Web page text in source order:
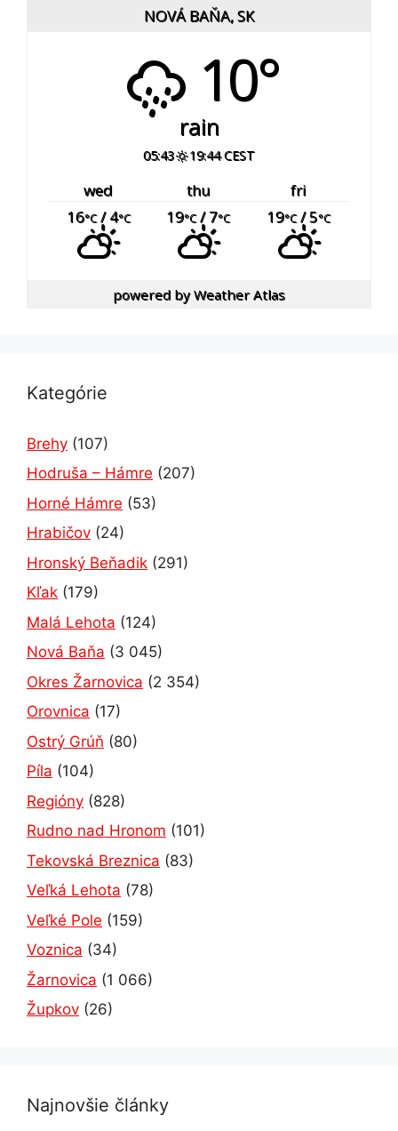
NOVÁ BAŇA, SK
10°
rain
05:43 19:44 CEST
wed thu
fri
16°C/ 4°C 19°C/ 7°C 19°C/ 5°C
powered byWeather Atlas
Kategórie
Brehy (107)
Hodruša – Hámre (207)
Horné Hámre (53)
Hrabičov (24)
Hronský Beňadik (291)
Kľak (179)
Malá Lehota (124)
Nová Baňa (3 045)
Okres Žarnovica (2 354)
Orovnica (17)
Ostrý Grúň (80)
Píla (104)
Regióny (828)
Rudno nad Hronom (101)
Tekovská Breznica (83)
Veľká Lehota (78)
Veľké Pole (159)
Voznica (34)
Žarnovica (1 066)
Župkov (26)
Najnovšie články